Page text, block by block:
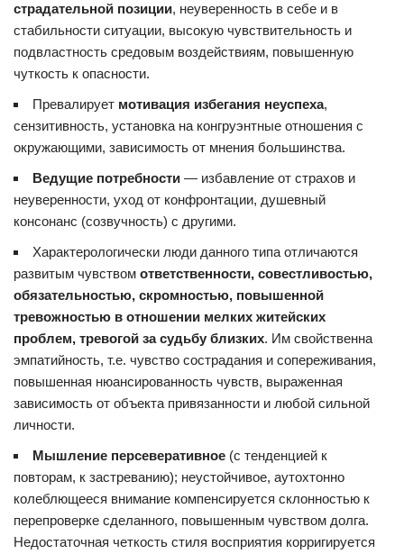
страдательной позиции, неуверенность в себе и в
стабильности ситуации, высокую чувствительность и
подвластность средовым воздействиям, повышенную
чуткость к опасности.
Превалирует мотивация избегания неуспеха,
сензитивность, установка на конгруэнтные отношения с
окружающими, зависимость от мнения большинства.
Ведущие потребности — избавление от страхов и
неуверенности, уход от конфронтации, душевный
консонанс (созвучность) с другими.
Характерологически люди данного типа отличаются
развитым чувством ответственности, совестливостью,
обязательностью, скромностью, повышенной
тревожностью в отношении мелких житейских
проблем, тревогой за судьбу близких. Им свойственна
эмпатийность, т.е. чувство сострадания и сопереживания,
повышенная нюансированность чувств, выраженная
зависимость от объекта привязанности и любой сильной
личности.
Мышление персеверативное (с тенденцией к
повторам, к застреванию); неустойчивое, аутохтонно
колеблющееся внимание компенсируется склонностью к
перепроверке сделанного, повышенным чувством долга.
Недостаточная четкость стиля восприятия корригируется